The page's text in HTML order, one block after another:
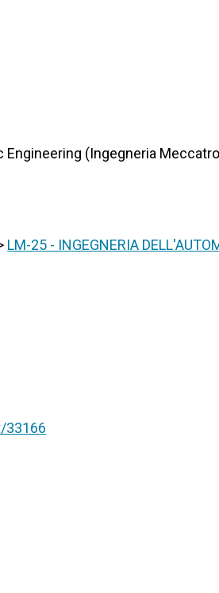
(Ingegneria
LM-25 - INGEGNERIA
33166